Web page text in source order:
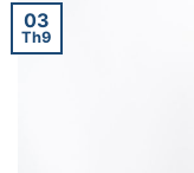
03
Th9